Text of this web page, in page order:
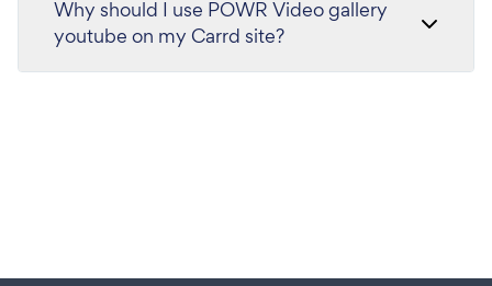
Why should I use POWR Video gallery
youtube on my Carrd site?